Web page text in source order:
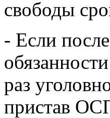
свободы
- Если
раз
пристав